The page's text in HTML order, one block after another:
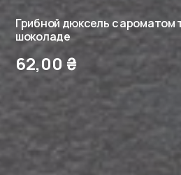
Грибной дюксель с
шоколаде
62,00 ₴